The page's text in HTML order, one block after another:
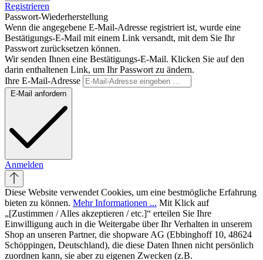
Registrieren
Passwort-Wiederherstellung
Wenn die angegebene E-Mail-Adresse registriert ist, wurde eine
Bestätigungs-E-Mail mit einem Link versandt, mit dem Sie Ihr
Passwort zurücksetzen können.
Wir senden Ihnen eine Bestätigungs-E-Mail. Klicken Sie auf den
darin enthaltenen Link, um Ihr Passwort zu ändern.
Ihre E-Mail-Adresse
E-Mail anfordern
Anmelden
Diese Website verwendet Cookies, um eine bestmögliche Erfahrung
bieten zu können. Mehr Informationen ... Mit Klick auf
„[Zustimmen / Alles akzeptieren / etc.]“ erteilen Sie Ihre
Einwilligung auch in die Weitergabe über Ihr Verhalten in unserem
Shop an unseren Partner, die shopware AG (Ebbinghoff 10, 48624
Schöppingen, Deutschland), die diese Daten Ihnen nicht persönlich
zuordnen kann, sie aber zu eigenen Zwecken (z.B.